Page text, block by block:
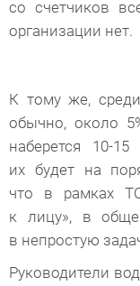
со счетчиков
организации нет.
К тому же,
обычно, около
наберется 10-
их будет на
что в рамках
к лицу», в
в непростую
Руководители